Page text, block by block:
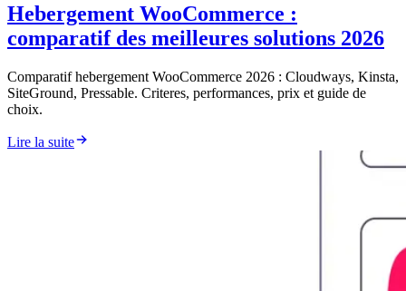
Hebergement WooCommerce :
comparatif des meilleures solutions 2026
Comparatif hebergement WooCommerce 2026 : Cloudways, Kinsta,
SiteGround, Pressable. Criteres, performances, prix et guide de
choix.
Lire la suite